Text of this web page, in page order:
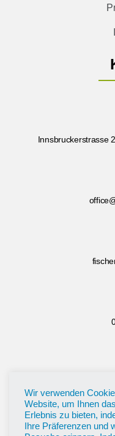
Innsbruckerstrasse
Wir verwenden
Website, um Ihnen
Erlebnis zu bieten,
Ihre Präferenzen und